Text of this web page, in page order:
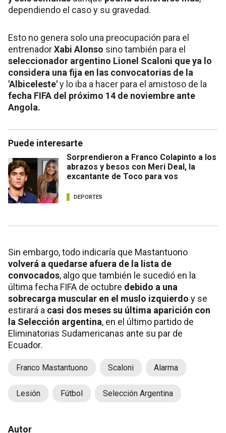
dependiendo el caso y su gravedad.
Esto no genera solo una preocupación para el
entrenadorXabi Alonso sino también para el
seleccionador argentino Lionel Scaloni que ya lo
considera una fija en las convocatorias de la
'Albiceleste'y lo iba a hacer para el amistoso de la
fecha FIFA del próximo 14 de noviembre ante
Angola.
Puede interesarte
Sorprendieron a Franco Colapinto a los
abrazos y besos con Meri Deal, la
excantante de Toco para vos
DEPORTES
Sin embargo, todo indicaría que Mastantuono
volverá a quedarse afuera de la lista de
convocados, algo que también le sucedió en la
última fecha FIFA de octubre debido a una
sobrecarga muscular en el muslo izquierdo y se
estirará a casi dos meses su última aparición con
la Selección argentina, en el último partido de
Eliminatorias Sudamericanas ante su par de
Ecuador.
Franco Mastantuono Scaloni Alarma
Lesión Fútbol Selección Argentina
Autor